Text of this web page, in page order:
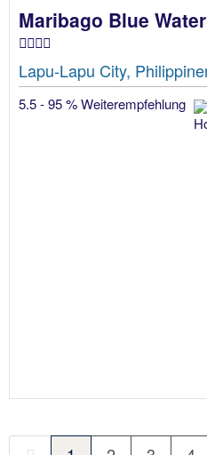
Maribago Blue
Lapu-Lapu City,
5.5 - 95 % Weiterempfehlung